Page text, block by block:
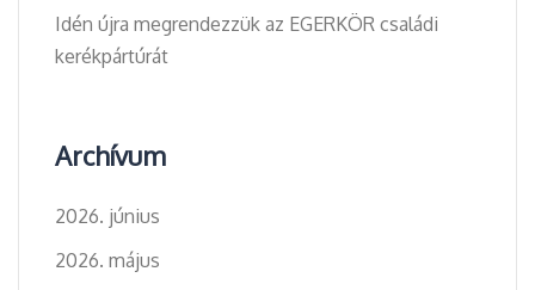
Idén újra megrendezzük az EGERKÖR családi
kerékpártúrát
Archívum
2026. június
2026. május